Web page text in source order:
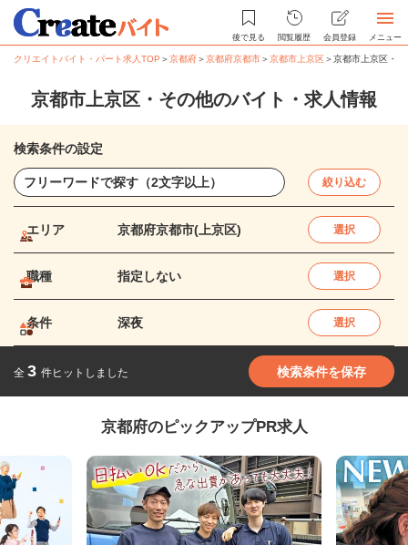
後で見る 閲覧履歴 会員登録 メニュー
クリエイトバイト・パート求人TOP ＞京都府＞京都府京都市＞京都市上京区＞京都市上京区・
京都市上京区・その他のバイト・求人情報
検索条件の設定
絞り込む
エリア 京都府京都市(上京区) 選択
職種 指定しない 選択
条件 深夜 選択
全 3 件ヒットしました 検索条件を保存
京都府のピックアップPR求人